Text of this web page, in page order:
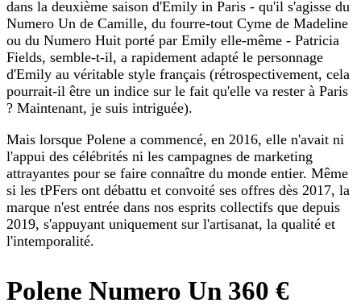
dans la deuxième saison d'Emily in Paris - qu'il s'agisse du
Numero Un de Camille, du fourre-tout Cyme de Madeline
ou du Numero Huit porté par Emily elle-même - Patricia
Fields, semble-t-il, a rapidement adapté le personnage
d'Emily au véritable style français (rétrospectivement, cela
pourrait-il être un indice sur le fait qu'elle va rester à Paris
? Maintenant, je suis intriguée).
Mais lorsque Polene a commencé, en 2016, elle n'avait ni
l'appui des célébrités ni les campagnes de marketing
attrayantes pour se faire connaître du monde entier. Même
si les tPFers ont débattu et convoité ses offres dès 2017, la
marque n'est entrée dans nos esprits collectifs que depuis
2019, s'appuyant uniquement sur l'artisanat, la qualité et
l'intemporalité.
Polene Numero Un 360 €